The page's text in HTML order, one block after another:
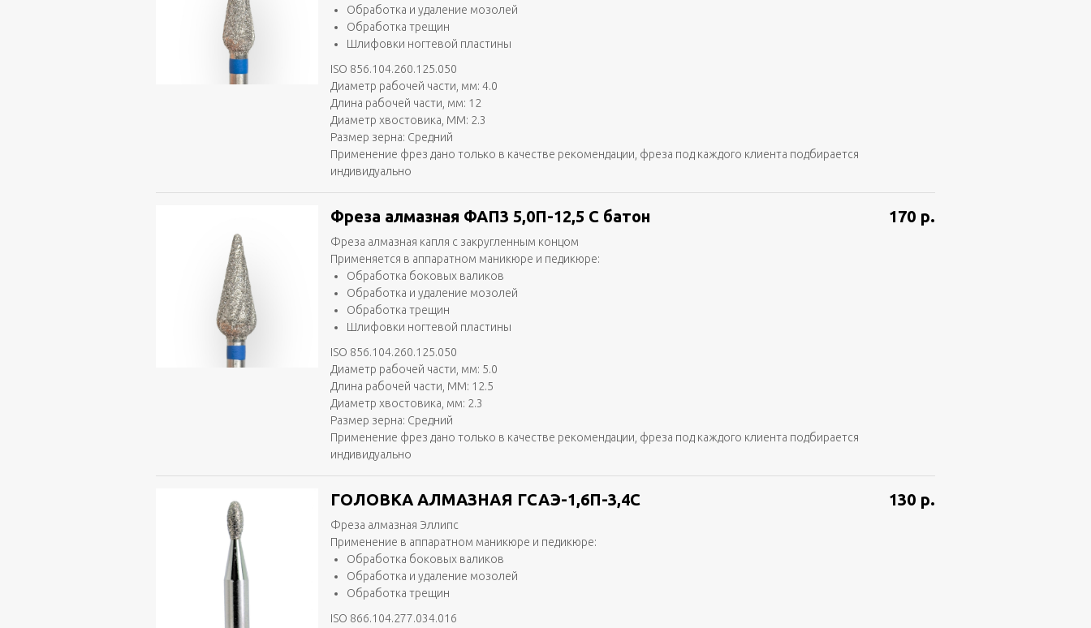
Обработка и удаление мозолей
Обработка трещин
Шлифовки ногтевой пластины
ISO 856.104.260.125.050
Диаметр рабочей части, мм: 4.0
Длина рабочей части, мм: 12
Диаметр хвостовика, ММ: 2.3
Размер зерна: Средний
Применение фрез дано только в качестве рекомендации, фреза под каждого клиента подбирается
индивидуально
Фреза алмазная ФАП3 5,0П-12,5 С батон
Фреза алмазная капля с закругленным концом
Применяется в аппаратном маникюре и педикюре:
Обработка боковых валиков
Обработка и удаление мозолей
Обработка трещин
Шлифовки ногтевой пластины
ISO 856.104.260.125.050
Диаметр рабочей части, мм: 5.0
Длина рабочей части, ММ: 12.5
Диаметр хвостовика, мм: 2.3
Размер зерна: Средний
Применение фрез дано только в качестве рекомендации, фреза под каждого клиента подбирается
индивидуально
170 р.
ГОЛОВКА АЛМАЗНАЯ ГСАЭ-1,6П-3,4С
Фреза алмазная Эллипс
Применение в аппаратном маникюре и педикюре:
Обработка боковых валиков
Обработка и удаление мозолей
Обработка трещин
ISO 866.104.277.034.016
130 р.